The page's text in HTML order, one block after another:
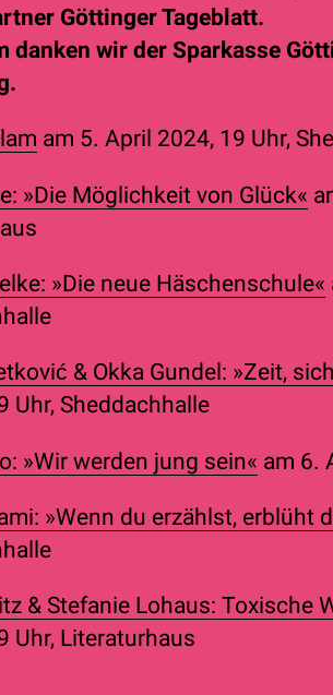
Göttinger Tageblatt.
danken wir der Sparkasse
am 5. April 2024, 19 Uhr,
»Die Möglichkeit von Glück«
»Die neue Häschenschule«
& Okka Gundel: »Zeit,
Uhr, Sheddachhalle
»Wir werden jung sein« am 6.
»Wenn du erzählst, erblüht
& Stefanie Lohaus: Toxische
Uhr, Literaturhaus